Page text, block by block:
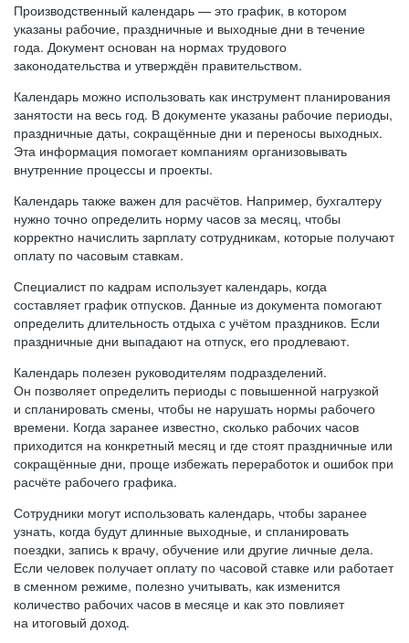
Производственный календарь — это график, в котором
указаны рабочие, праздничные и выходные дни в течение
года. Документ основан на нормах трудового
законодательства и утверждён правительством.
Календарь можно использовать как инструмент планирования
занятости на весь год. В документе указаны рабочие периоды,
праздничные даты, сокращённые дни и переносы выходных.
Эта информация помогает компаниям организовывать
внутренние процессы и проекты.
Календарь также важен для расчётов. Например, бухгалтеру
нужно точно определить норму часов за месяц, чтобы
корректно начислить зарплату сотрудникам, которые получают
оплату по часовым ставкам.
Специалист по кадрам использует календарь, когда
составляет график отпусков. Данные из документа помогают
определить длительность отдыха с учётом праздников. Если
праздничные дни выпадают на отпуск, его продлевают.
Календарь полезен руководителям подразделений.
Он позволяет определить периоды с повышенной нагрузкой
и спланировать смены, чтобы не нарушать нормы рабочего
времени. Когда заранее известно, сколько рабочих часов
приходится на конкретный месяц и где стоят праздничные или
сокращённые дни, проще избежать переработок и ошибок при
расчёте рабочего графика.
Сотрудники могут использовать календарь, чтобы заранее
узнать, когда будут длинные выходные, и спланировать
поездки, запись к врачу, обучение или другие личные дела.
Если человек получает оплату по часовой ставке или работает
в сменном режиме, полезно учитывать, как изменится
количество рабочих часов в месяце и как это повлияет
на итоговый доход.